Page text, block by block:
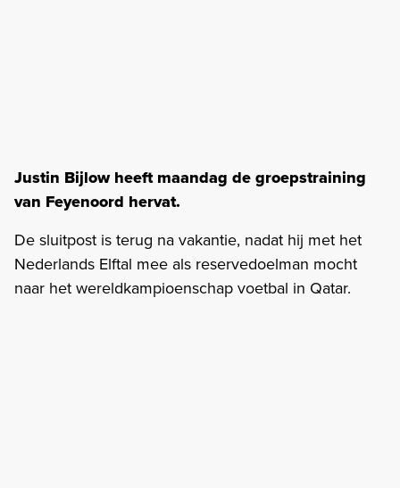
Justin Bijlow heeft maandag de groepstraining
van Feyenoord hervat.
De sluitpost is terug na vakantie, nadat hij met het
Nederlands Elftal mee als reservedoelman mocht
naar het wereldkampioenschap voetbal in Qatar.